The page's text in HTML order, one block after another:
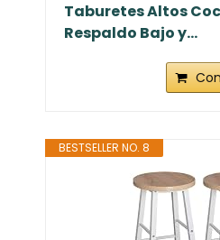
Taburetes Altos
Respaldo Bajo y...
BESTSELLER NO. 8